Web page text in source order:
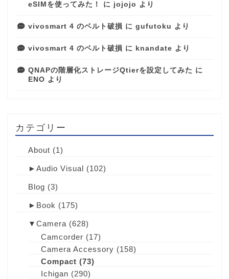
eSIMを使ってみた！
に jojojo より
vivosmart 4 のベルト破損 に gufutoku より
vivosmart 4 のベルト破損 に knandate より
QNAPの階層化ストレージQtierを設定してみた に
ENO より
カテゴリー
About (1)
► Audio Visual (102)
Blog (3)
► Book (175)
▼ Camera (628)
Camcorder (17)
Camera Accessory (158)
Compact (73)
Ichigan (290)